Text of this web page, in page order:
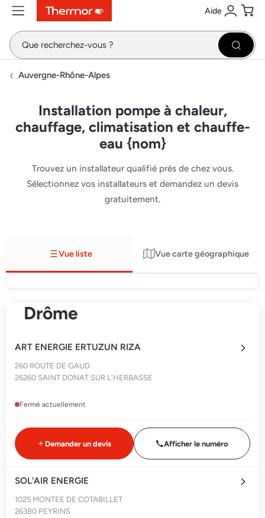
ContenuMenuRecherche Aide
Se
Auvergne-Rhône-Alpes
Installation pompe à chaleur,
chauffage, climatisation et chauffe-
eau {nom}
Trouvez un installateur qualifié près de chez vous.
Sélectionnez vos installateurs et demandez un devis
gratuitement.
Vue liste Vue carte géographique
Drôme
ART ENERGIE ERTUZUN RIZA
260 ROUTE DE GAUD
26260 SAINT DONAT SUR L'HERBASSE
Fermé actuellement
Demander un devis Afficher le numéro
SOL'AIR ENERGIE
1025 MONTEE DE COTABILLET
26380 PEYRINS